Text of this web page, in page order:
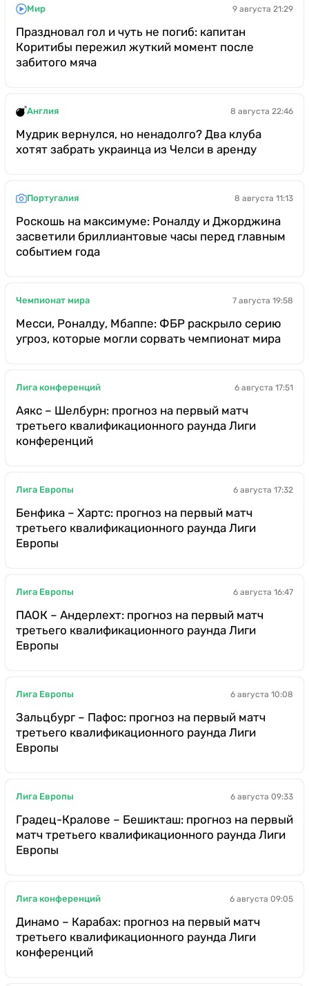
Мир 9 августа 21:29
Праздновал гол и чуть не погиб: капитан
Коритибы пережил жуткий момент после
забитого мяча
Англия 8 августа 22:46
Мудрик вернулся, но ненадолго? Два клуба
хотят забрать украинца из Челси в аренду
Португалия 8 августа 11:13
Роскошь на максимуме: Роналду и Джорджина
засветили бриллиантовые часы перед главным
событием года
Чемпионат мира 7 августа 19:58
Месси, Роналду, Мбаппе: ФБР раскрыло серию
угроз, которые могли сорвать чемпионат мира
Лига конференций 6 августа 17:51
Аякс – Шелбурн: прогноз на первый матч
третьего квалификационного раунда Лиги
конференций
Лига Европы 6 августа 17:32
Бенфика – Хартс: прогноз на первый матч
третьего квалификационного раунда Лиги
Европы
Лига Европы 6 августа 16:47
ПАОК – Андерлехт: прогноз на первый матч
третьего квалификационного раунда Лиги
Европы
Лига Европы 6 августа 10:08
Зальцбург – Пафос: прогноз на первый матч
третьего квалификационного раунда Лиги
Европы
Лига Европы 6 августа 09:33
Градец-Кралове – Бешикташ: прогноз на первый
матч третьего квалификационного раунда Лиги
Европы
Лига конференций 6 августа 09:05
Динамо – Карабах: прогноз на первый матч
третьего квалификационного раунда Лиги
конференций